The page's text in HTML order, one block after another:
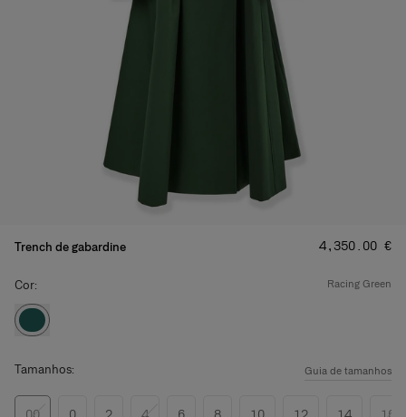
Trench de gabardine Preço:
‌4,350.00 €
Cor: racing green
Tamanhos: Guia de tamanhos